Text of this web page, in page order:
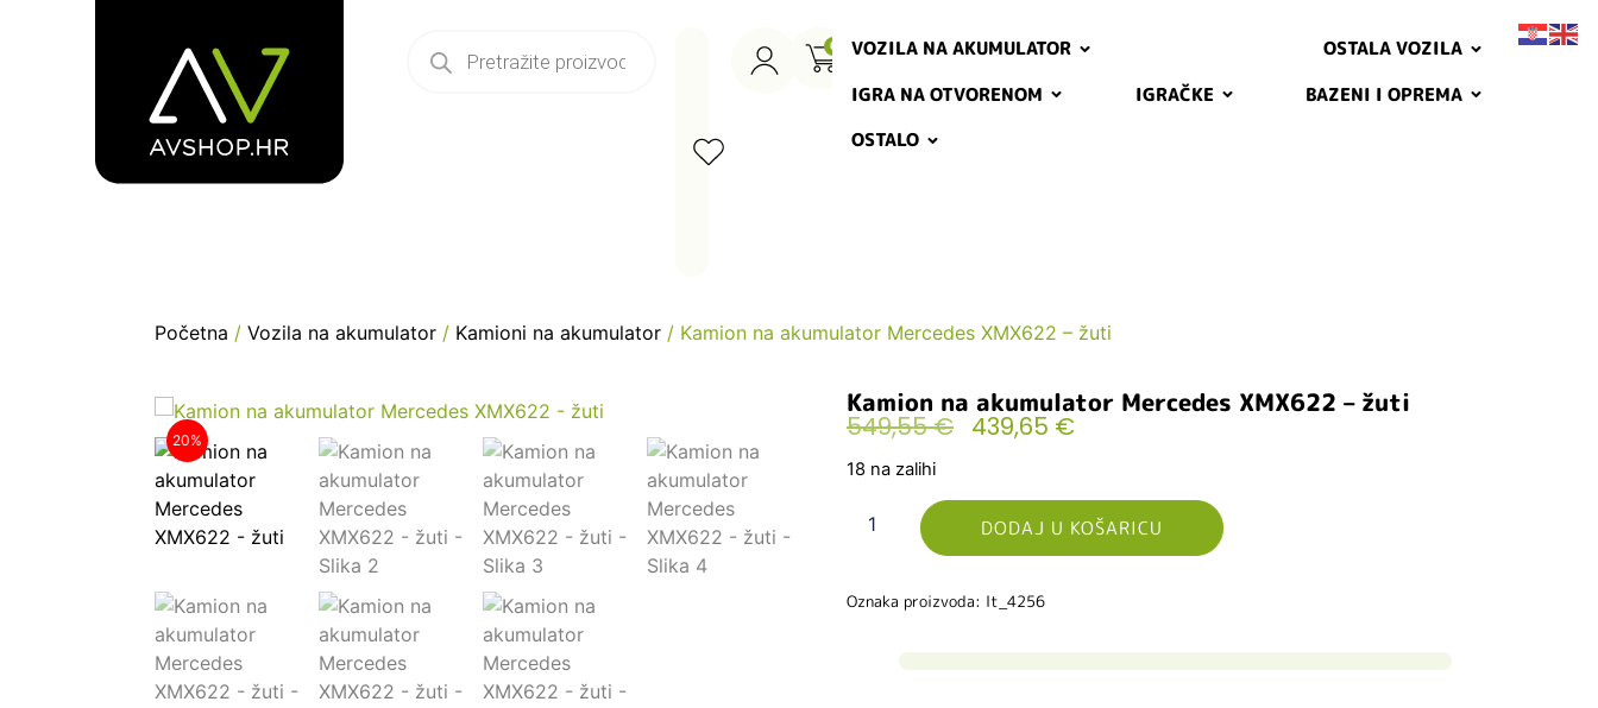
0 VOZILA NA AKUMULATOR
OSTALA VOZILA
IGRA NA OTVORENOM
IGRAČKE
BAZENI I OPREMA
OSTALO
Početna / Vozila na akumulator / Kamioni na akumulator / Kamion na akumulator Mercedes XMX622 – žuti
20%
Kamion na akumulator Mercedes XMX622 – žuti
549,55€ 439,65 €
18 na zalihi
DODAJ U KOŠARICU
Oznaka proizvoda: lt_4256